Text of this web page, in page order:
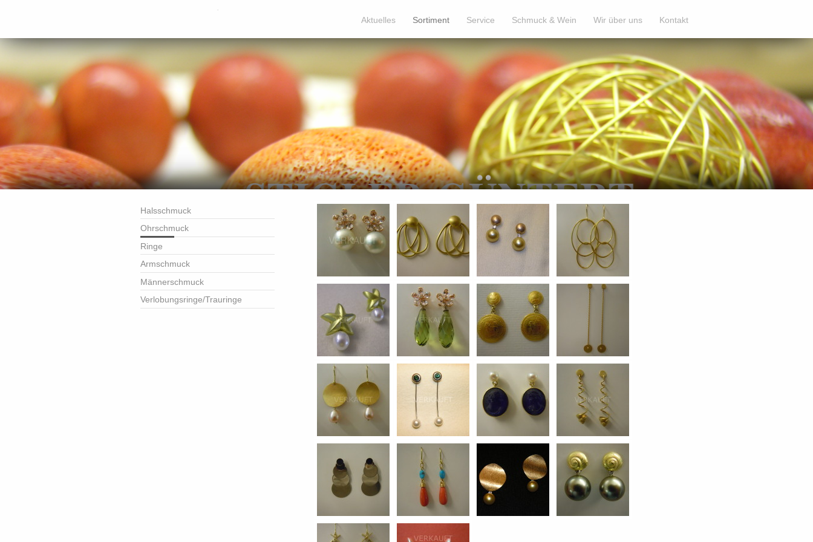
.
Aktuelles Sortiment Service Schmuck & Wein Wir über uns Kontakt
Halsschmuck
Ohrschmuck
Ringe
Armschmuck
Männerschmuck
Verlobungsringe/Trauringe